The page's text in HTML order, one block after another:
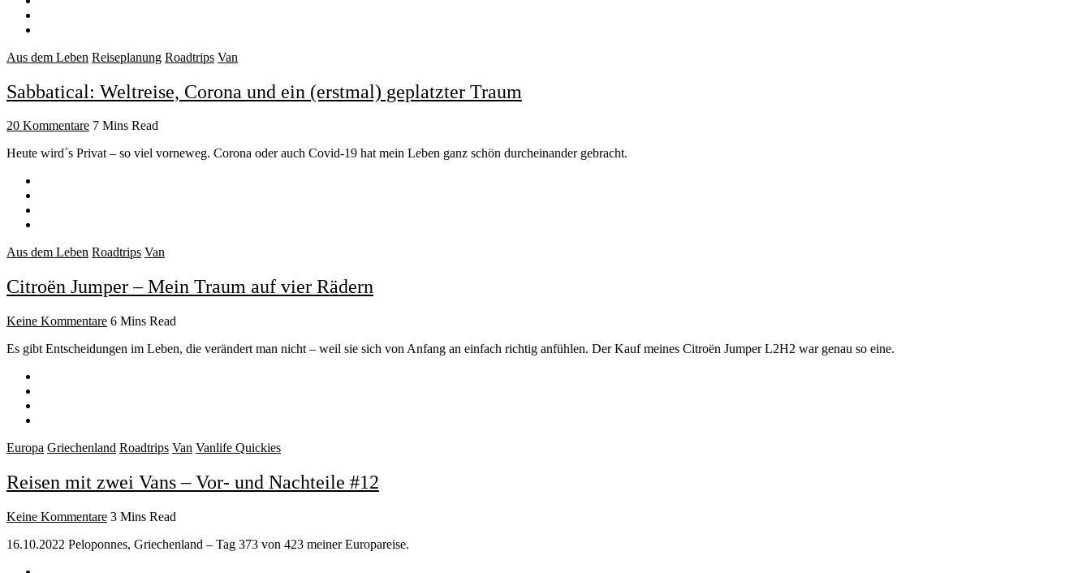
Aus dem Leben Reiseplanung Roadtrips Van
Sabbatical: Weltreise, Corona und ein (erstmal) geplatzter Traum
20 Kommentare 7 Mins Read
Heute wird´s Privat – so viel vorneweg. Corona oder auch Covid-19 hat mein Leben ganz schön durcheinander gebracht.
Aus dem Leben Roadtrips Van
Citroën Jumper – Mein Traum auf vier Rädern
Keine Kommentare 6 Mins Read
Es gibt Entscheidungen im Leben, die verändert man nicht – weil sie sich von Anfang an einfach richtig anfühlen. Der Kauf meines Citroën Jumper L2H2 war genau so eine.
Europa Griechenland Roadtrips Van Vanlife Quickies
Reisen mit zwei Vans – Vor- und Nachteile #12
Keine Kommentare 3 Mins Read
16.10.2022 Peloponnes, Griechenland – Tag 373 von 423 meiner Europareise.